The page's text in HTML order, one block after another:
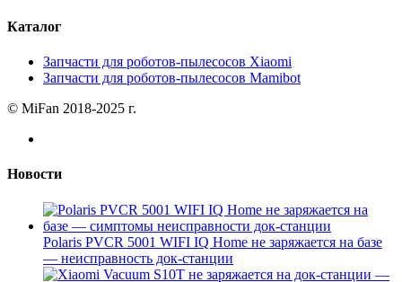
Каталог
Запчасти для роботов-пылесосов Xiaomi
Запчасти для роботов-пылесосов Mamibot
© MiFan 2018-2025 г.
Новости
Polaris PVCR 5001 WIFI IQ Home не заряжается на базе
— неисправность док-станции